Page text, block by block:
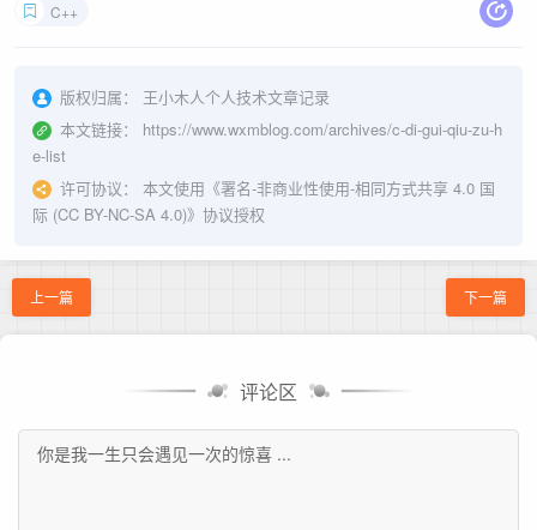
C++
版权归属：
王小木人个人技术文章记录
本文链接：
https://www.wxmblog.com/archives/c-di-gui-qiu-zu-h
e-list
许可协议：
本文使用《署名-非商业性使用-相同方式共享 4.0 国
际 (CC BY-NC-SA 4.0)》协议授权
上一篇 下一篇
评论区